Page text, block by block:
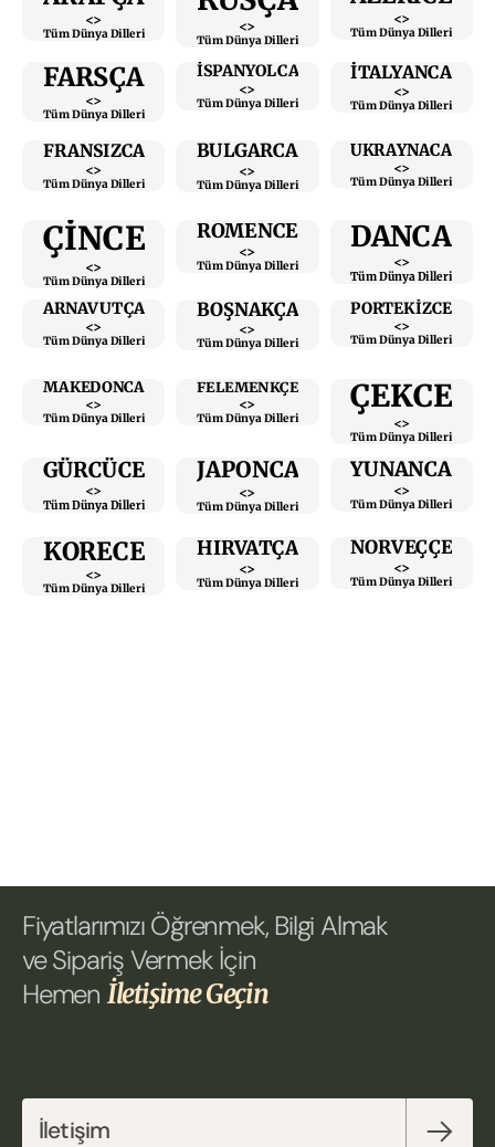
<>
Tüm Dünya Dilleri <>
Tüm Dünya Dilleri
<>
Tüm Dünya Dilleri
FARSÇA
<>
Tüm Dünya Dilleri
İSPANYOLCA
<>
Tüm Dünya Dilleri
İTALYANCA
<>
Tüm Dünya Dilleri
FRANSIZCA
<>
Tüm Dünya Dilleri
BULGARCA
<>
Tüm Dünya Dilleri
UKRAYNACA
<>
Tüm Dünya Dilleri
ÇİNCE
<>
Tüm Dünya Dilleri
ROMENCE
<>
Tüm Dünya Dilleri
DANCA
<>
Tüm Dünya Dilleri
ARNAVUTÇA
<>
Tüm Dünya Dilleri
BOŞNAKÇA
<>
Tüm Dünya Dilleri
PORTEKİZCE
<>
Tüm Dünya Dilleri
MAKEDONCA
<>
Tüm Dünya Dilleri
FELEMENKÇE
<>
Tüm Dünya Dilleri
ÇEKCE
<>
Tüm Dünya Dilleri
GÜRCÜCE
<>
Tüm Dünya Dilleri
JAPONCA
<>
Tüm Dünya Dilleri
YUNANCA
<>
Tüm Dünya Dilleri
KORECE
<>
Tüm Dünya Dilleri
HIRVATÇA
<>
Tüm Dünya Dilleri
NORVEÇÇE
<>
Tüm Dünya Dilleri
Fiyatlarımızı Öğrenmek, Bilgi Almak
ve Sipariş Vermek İçin
Hemen İletişime Geçin
İletişim